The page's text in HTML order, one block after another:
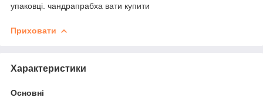
упаковці. чандрапрабха вати купити
Приховати
Характеристики
Основні